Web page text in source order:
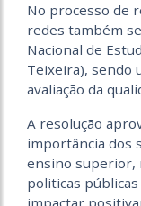
No processo de
redes também
Nacional de
Teixeira), sendo
avaliação da
A resolução
importância dos
ensino superior,
politicas